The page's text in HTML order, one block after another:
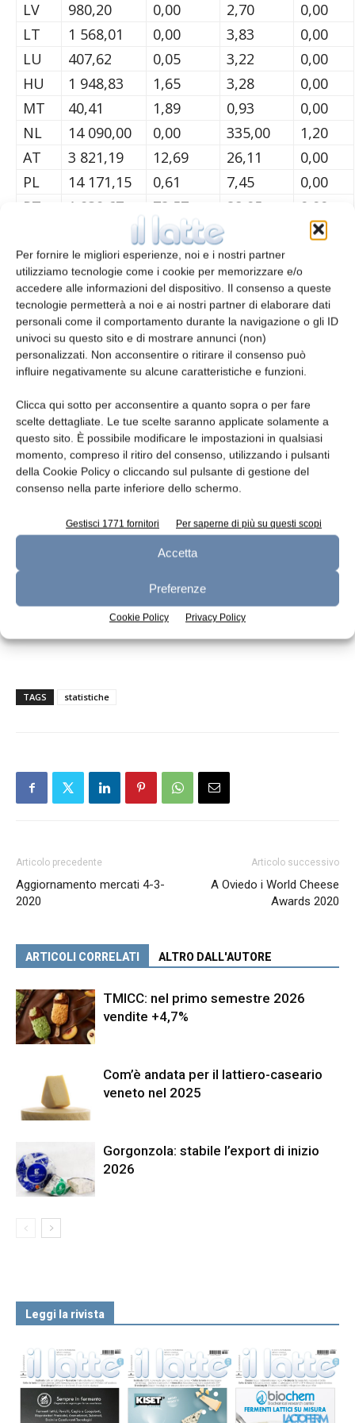
Per fornire le migliori esperienze, noi e i nostri partner
utilizziamo tecnologie come i cookie per memorizzare e/o
accedere alle informazioni del dispositivo. Il consenso a queste
tecnologie permetterà a noi e ai nostri partner di elaborare dati
personali come il comportamento durante la navigazione o gli ID
univoci su questo sito e di mostrare annunci (non)
personalizzati. Non acconsentire o ritirare il consenso può
influire negativamente su alcune caratteristiche e funzioni.
Clicca qui sotto per acconsentire a quanto sopra o per fare
scelte dettagliate. Le tue scelte saranno applicate solamente a
questo sito. È possibile modificare le impostazioni in qualsiasi
momento, compreso il ritiro del consenso, utilizzando i pulsanti
della Cookie Policy o cliccando sul pulsante di gestione del
consenso nella parte inferiore dello schermo.
Gestisci 1771 fornitori Per saperne di più su questi scopi
Accetta
Preferenze
Cookie Policy Privacy Policy
LV 980,20 0,00 2,70
0,00
LT
1 568,01 0,00 3,83
0,00
LU
407,62 0,05 3,22
0,00
HU
1 948,83 1,65 3,28
0,00
MT
40,41 1,89 0,93
0,00
NL
14 090,00 0,00 335,00
1,20
AT
3 821,19 12,69 26,11
0,00
PL
14 171,15 0,61 7,45
0,00
PT
1 939,67 72,57 28,05
0,00
401,30
16,20
SI
628,93 0,62 1,68
SK
904,62 12,07 0,31
0,00
FI
2 397,88 0,00 0,00
0,00
SE
2 760,23 0,00 0,00
0,00
UK
15 488,11 0,00 0,00
0,00
EU-
28
(*1) 0,00: zero o inferiore a 5 t
(*2) Produzione di latte in azienda 2018
EUROSTAT – NewCronos Products Obtained
(*3) Dati comunicati dagli Stati membri e/o
produzione stimata/calcolata
TAGS statistiche
Articolo precedente
Aggiornamento mercati 4-3-
2020
Articolo successivo
A Oviedo i World Cheese
Awards 2020
ARTICOLI CORRELATI ALTRO DALL'AUTORE
TMICC: nel primo semestre 2026
vendite +4,7%
Com’è andata per il lattiero-caseario
veneto nel 2025
Gorgonzola: stabile l’export di inizio
2026
Leggi la rivista